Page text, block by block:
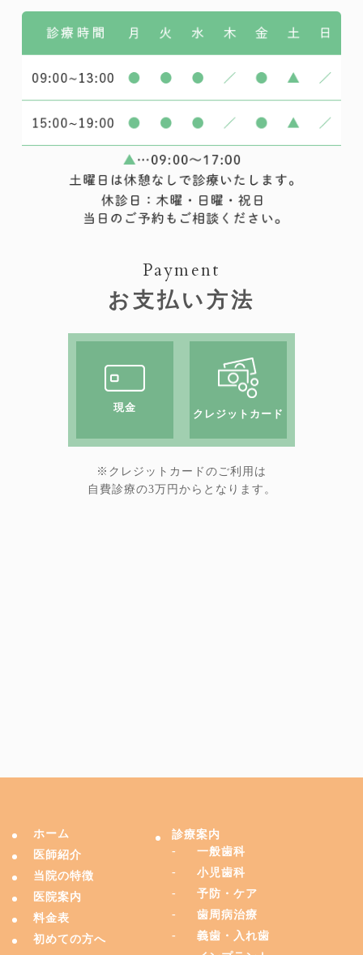
Payment
お支払い方法
現金
クレジットカード
※クレジットカードのご利用は
自費診療の3万円からとなります。
ホーム
医師紹介
当院の特徴
医院案内
料金表
初めての方へ
診療案内
一般歯科
小児歯科
予防・ケア
歯周病治療
義歯・入れ歯